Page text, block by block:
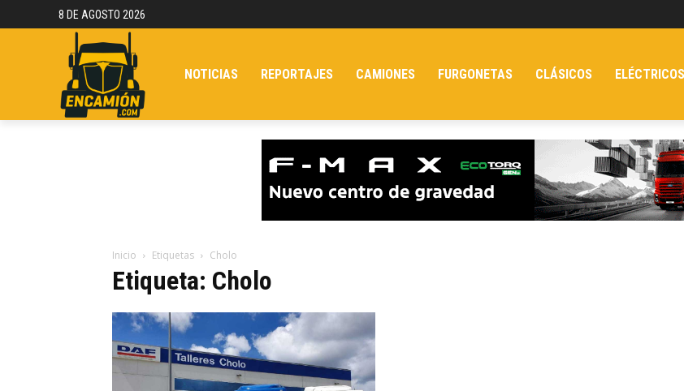
8 DE AGOSTO 2026
NOTICIAS REPORTAJES CAMIONES FURGONETAS CLÁSICOS
Inicio Etiquetas Cholo
Etiqueta: Cholo